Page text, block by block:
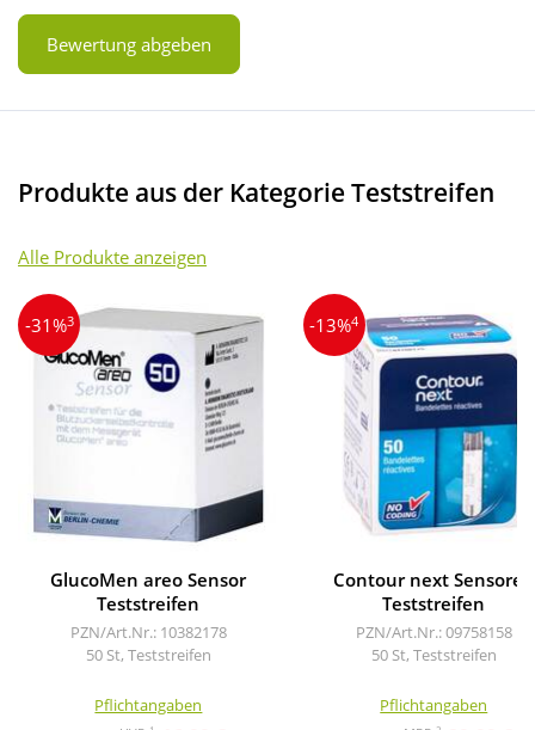
Bewertung abgeben
Produkte aus der Kategorie Teststreifen
Alle Produkte anzeigen
-31%3
GlucoMen areo Sensor
Teststreifen
PZN/Art.Nr.: 10382178
50 St, Teststreifen
Pflichtangaben
-13%4
Contour next Sensoren
Teststreifen
PZN/Art.Nr.: 09758158
50 St, Teststreifen
Pflichtangaben